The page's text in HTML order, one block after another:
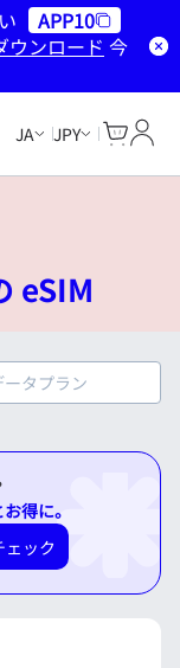
APP10
ウンロード 今
JA JPY
Cart
eSIM
ータプラン
得に。
ック